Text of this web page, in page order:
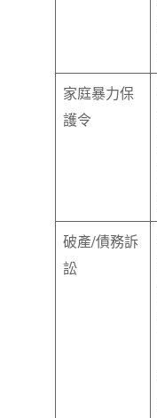
家庭暴力保
護令
破產/債務訴
訟